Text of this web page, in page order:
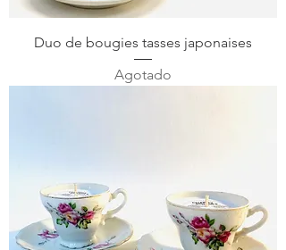
Duo de bougies tasses japonaises
Agotado